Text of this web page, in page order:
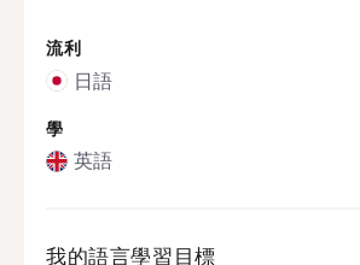
流利
日語
學
英語
我的語言學習目標